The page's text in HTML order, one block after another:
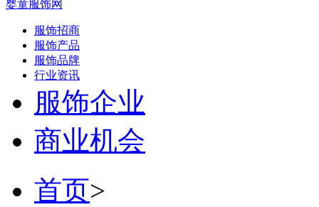
婴童服饰网
服饰招商
服饰产品
服饰品牌
行业资讯
服饰企业
商业机会
首页>